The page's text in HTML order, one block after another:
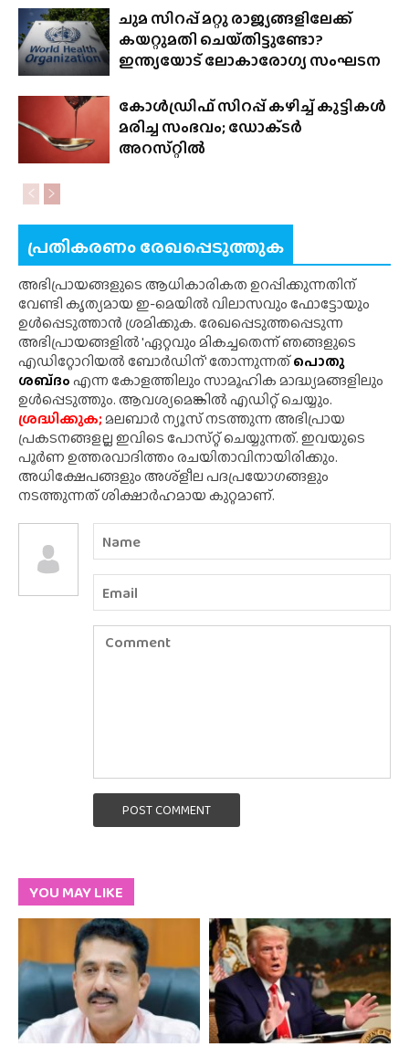
ചുമ സിറപ്പ് മറ്റു രാജ്യങ്ങളിലേക്ക്
കയറ്റുമതി ചെയ്‌തിട്ടുണ്ടോ?
ഇന്ത്യയോട് ലോകാരോഗ്യ സംഘടന
കോൾഡ്രിഫ് സിറപ്പ് കഴിച്ച് കുട്ടികൾ
മരിച്ച സംഭവം; ഡോക്‌ടർ
അറസ്‌റ്റിൽ
പ്രതികരണം രേഖപ്പെടുത്തുക
അഭിപ്രായങ്ങളുടെ ആധികാരികത ഉറപ്പിക്കുന്നതിന്
വേണ്ടി കൃത്യമായ ഇ-മെയിൽ വിലാസവും ഫോട്ടോയും
ഉൾപ്പെടുത്താൻ ശ്രമിക്കുക. രേഖപ്പെടുത്തപ്പെടുന്ന
അഭിപ്രായങ്ങളിൽ 'ഏറ്റവും മികച്ചതെന്ന് ഞങ്ങളുടെ
എഡിറ്റോറിയൽ ബോർഡിന്' തോന്നുന്നത്പൊതു
ശബ്‌ദംഎന്ന കോളത്തിലും സാമൂഹിക മാദ്ധ്യമങ്ങളിലും
ഉൾപ്പെടുത്തും. ആവശ്യമെങ്കിൽ എഡിറ്റ് ചെയ്യും.
ശ്രദ്ധിക്കുക;മലബാർ ന്യൂസ് നടത്തുന്ന അഭിപ്രായ
പ്രകടനങ്ങളല്ല ഇവിടെ പോസ്‌റ്റ് ചെയ്യുന്നത്. ഇവയുടെ
പൂർണ ഉത്തരവാദിത്തം രചയിതാവിനായിരിക്കും.
അധിക്ഷേപങ്ങളും അശ്‌ളീല പദപ്രയോഗങ്ങളും
നടത്തുന്നത് ശിക്ഷാർഹമായ കുറ്റമാണ്.
POST COMMENT
YOU MAY LIKE